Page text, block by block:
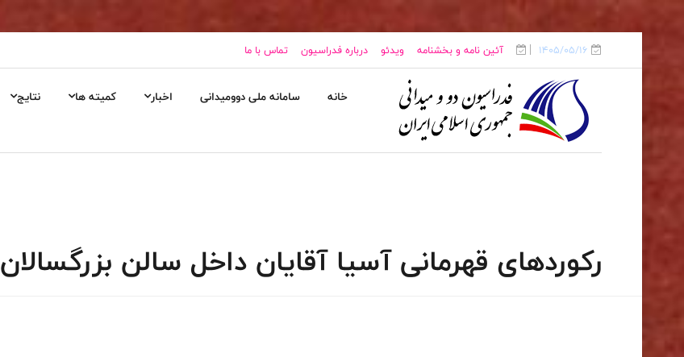
1405/05/16 آئین نامه و بخشنامه ویدئو درباره فدراسیون تماس با ما
خانه سامانه ملی دوومیدانی اخبار کمیته ها نتایج
رکوردهای قهرمانی آسیا آقایان داخل سالن بزرگسالان